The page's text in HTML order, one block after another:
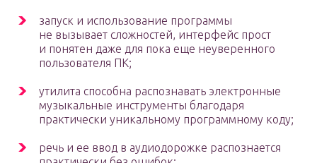
запуск и использование программы
не вызывает сложностей, интерфейс прост
и понятен даже для пока еще неуверенного
пользователя ПК;
утилита способна распознавать электронные
музыкальные инструменты благодаря
практически уникальному программному коду;
речь и ее ввод в аудиодорожке распознается